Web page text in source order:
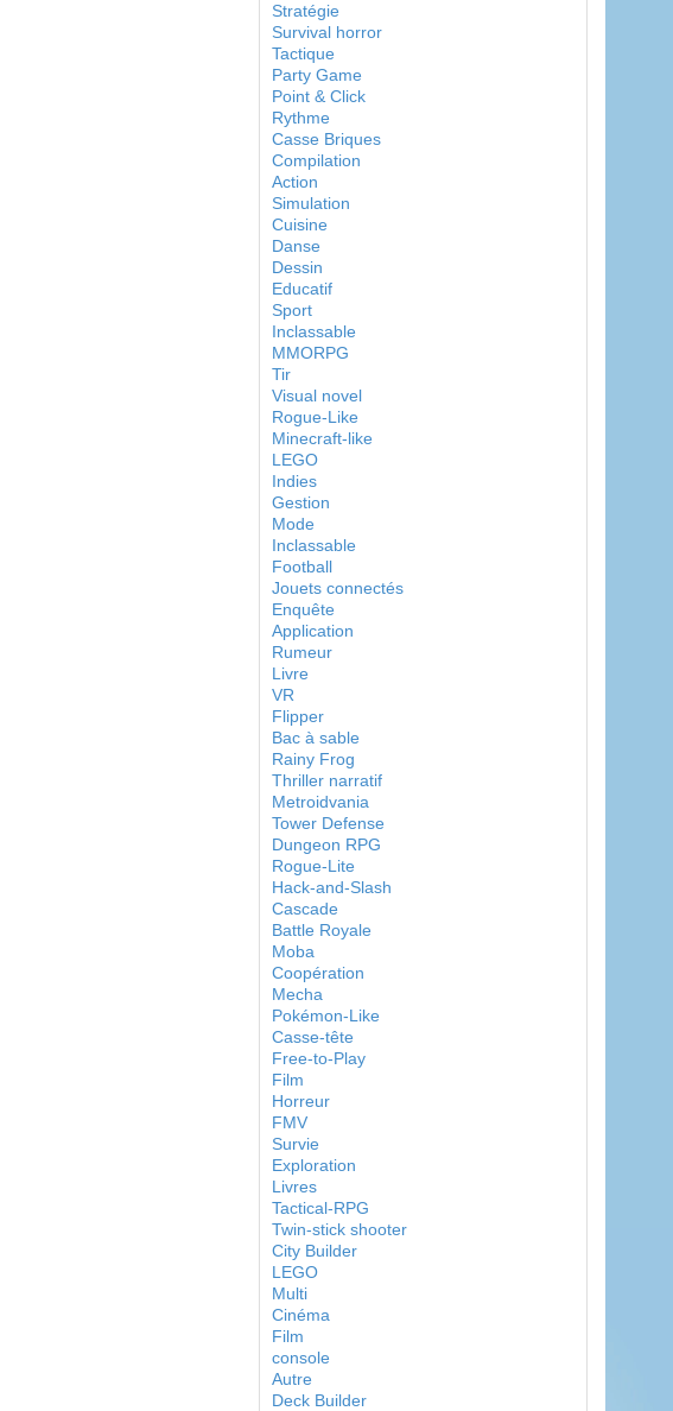
Stratégie
Survival horror
Tactique
Party Game
Point & Click
Rythme
Casse Briques
Compilation
Action
Simulation
Cuisine
Danse
Dessin
Educatif
Sport
Inclassable
MMORPG
Tir
Visual novel
Rogue-Like
Minecraft-like
LEGO
Indies
Gestion
Mode
Inclassable
Football
Jouets connectés
Enquête
Application
Rumeur
Livre
VR
Flipper
Bac à sable
Rainy Frog
Thriller narratif
Metroidvania
Tower Defense
Dungeon RPG
Rogue-Lite
Hack-and-Slash
Cascade
Battle Royale
Moba
Coopération
Mecha
Pokémon-Like
Casse-tête
Free-to-Play
Film
Horreur
FMV
Survie
Exploration
Livres
Tactical-RPG
Twin-stick shooter
City Builder
LEGO
Multi
Cinéma
Film
console
Autre
Deck Builder